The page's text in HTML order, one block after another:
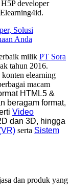
developer
Solusi
Anda
milik PT Sora
tahun 2016.
konten elearning
macam
HTML5 &
beragam format,
Video
dan 3D, hingga
serta Sistem
dan produk yang